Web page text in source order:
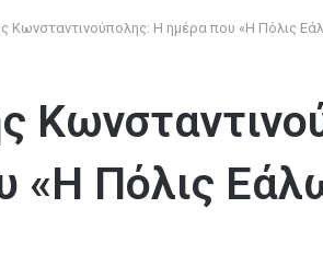
Κωνσταντινούπολης: Η ημέρα που «Η Πόλις
«Η Πόλις